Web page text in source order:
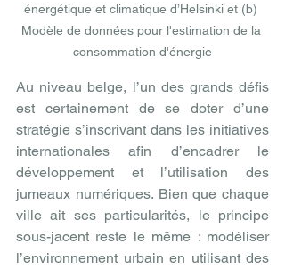
énergétique et climatique d’Helsinki et (b)
Modèle de données pour l'estimation de la
consommation d'énergie
Au niveau belge, l’un des grands défis
est certainement de se doter d’une
stratégie s’inscrivant dans les initiatives
internationales afin d’encadrer le
développement et l’utilisation des
jumeaux numériques. Bien que chaque
ville ait ses particularités, le principe
sous-jacent reste le même : modéliser
l’environnement urbain en utilisant des